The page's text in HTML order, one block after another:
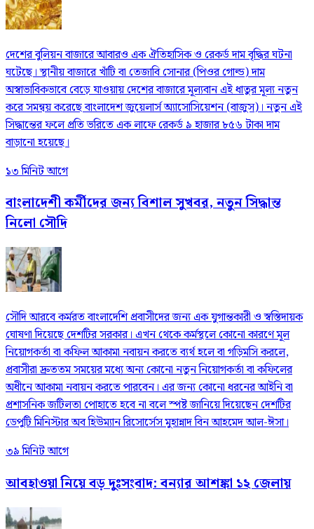
দেশের বুলিয়ন বাজারে আবারও এক ঐতিহাসিক ও রেকর্ড দাম বৃদ্ধির ঘটনা
ঘটেছে। স্থানীয় বাজারে খাঁটি বা তেজাবি সোনার (পিওর গোল্ড) দাম
অস্বাভাবিকভাবে বেড়ে যাওয়ায় দেশের বাজারে মূল্যবান এই ধাতুর মূল্য নতুন
করে সমন্বয় করেছে বাংলাদেশ জুয়েলার্স অ্যাসোসিয়েশন (বাজুস)। নতুন এই
সিদ্ধান্তের ফলে প্রতি ভরিতে এক লাফে রেকর্ড ৯ হাজার ৮৫৬ টাকা দাম
বাড়ানো হয়েছে।
১৩ মিনিট আগে
বাংলাদেশী কর্মীদের জন্য বিশাল সুখবর, নতুন সিদ্ধান্ত
নিলো সৌদি
সৌদি আরবে কর্মরত বাংলাদেশি প্রবাসীদের জন্য এক যুগান্তকারী ও স্বস্তিদায়ক
ঘোষণা দিয়েছে দেশটির সরকার। এখন থেকে কর্মস্থলে কোনো কারণে মূল
নিয়োগকর্তা বা কফিল আকামা নবায়ন করতে ব্যর্থ হলে বা গড়িমসি করলে,
প্রবাসীরা দ্রুততম সময়ের মধ্যে অন্য কোনো নতুন নিয়োগকর্তা বা কফিলের
অধীনে আকামা নবায়ন করতে পারবেন। এর জন্য কোনো ধরনের আইনি বা
প্রশাসনিক জটিলতা পোহাতে হবে না বলে স্পষ্ট জানিয়ে দিয়েছেন দেশটির
ডেপুটি মিনিস্টার অব হিউম্যান রিসোর্সেস মুহান্নাদ বিন আহমেদ আল-ঈসা।
৩৯ মিনিট আগে
আবহাওয়া নিয়ে বড় দুঃসংবাদ: বন্যার আশঙ্কা ১২ জেলায়